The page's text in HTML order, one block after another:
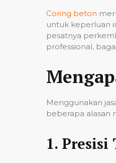
Coring beton
untuk keperluan
pesatnya
professional,
Menggunakan
beberapa alasan
1. Presisi